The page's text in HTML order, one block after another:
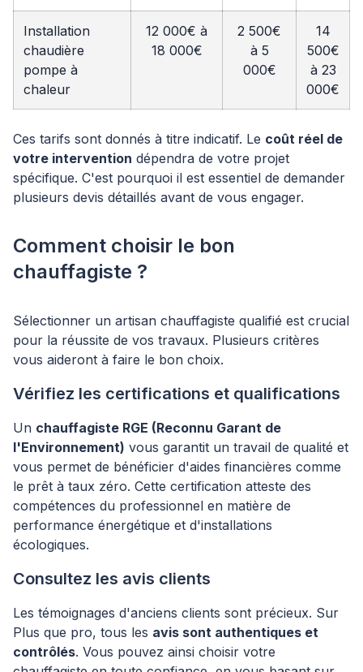
Installation
chaudière
pompe à
chaleur
12 000€ à
18 000€
2 500€
à 5
000€
14
500€
à 23
000€
Ces tarifs sont donnés à titre indicatif. Le coût réel de
votre intervention dépendra de votre projet
spécifique. C'est pourquoi il est essentiel de demander
plusieurs devis détaillés avant de vous engager.
Comment choisir le bon
chauffagiste ?
Sélectionner un artisan chauffagiste qualifié est crucial
pour la réussite de vos travaux. Plusieurs critères
vous aideront à faire le bon choix.
Vérifiez les certifications et qualifications
Un chauffagiste RGE (Reconnu Garant de
l'Environnement) vous garantit un travail de qualité et
vous permet de bénéficier d'aides financières comme
le prêt à taux zéro. Cette certification atteste des
compétences du professionnel en matière de
performance énergétique et d'installations
écologiques.
Consultez les avis clients
Les témoignages d'anciens clients sont précieux. Sur
Plus que pro, tous les avis sont authentiques et
contrôlés. Vous pouvez ainsi choisir votre